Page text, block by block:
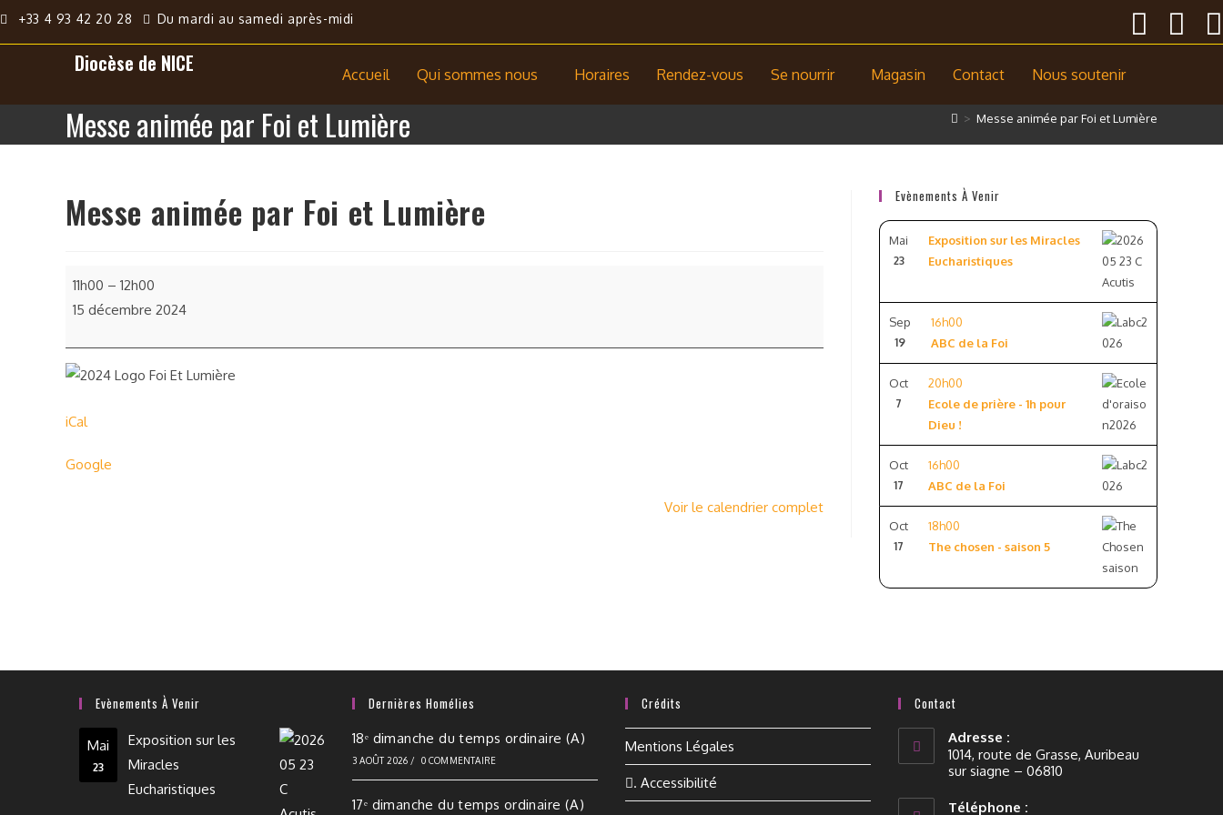
+33 4 93 42 20 28 Du mardi au samedi après-midi
Diocèse de NICE Accueil Qui sommes nous Horaires Rendez-vous Se nourrir Magasin Contact Nous soutenir
Messe animée par Foi et Lumière > Messe animée par Foi et Lumière
Messe animée par Foi et Lumière
11h00 – 12h00
15 décembre 2024
iCal
Google
Voir le calendrier complet
Evènements À Venir
Mai
23
Exposition sur les Miracles
Eucharistiques
Sep
19
16h00
ABC de la Foi
Oct
7
20h00
Ecole de prière - 1h pour
Dieu !
Oct
17
16h00
ABC de la Foi
Oct
17
18h00
The chosen - saison 5
Evènements À Venir
Mai
23
Exposition sur les
Miracles
Eucharistiques
Dernières Homélies
18ᵉ dimanche du temps ordinaire (A)
3 AOÛT 2026 / 0 COMMENTAIRE
17ᵉ dimanche du temps ordinaire (A)
Crédits
Mentions Légales
. Accessibilité
Contact
Adresse :
1014, route de Grasse, Auribeau
sur siagne – 06810
Téléphone :